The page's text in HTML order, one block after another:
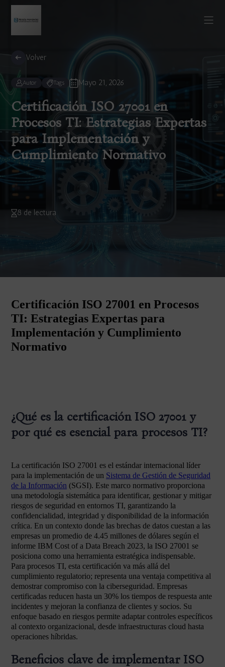
Volver
Autor Tags Mayo 21, 2026
Certificación ISO 27001 en
Procesos TI: Estrategias Expertas
para Implementación y
Cumplimiento Normativo
8 de lectura
Certificación ISO 27001 en Procesos
TI: Estrategias Expertas para
Implementación y Cumplimiento
Normativo
¿Qué es la certificación ISO 27001 y
por qué es esencial para procesos TI?
La certificación ISO 27001 es el estándar internacional líder
para la implementación de un Sistema de Gestión de Seguridad
de la Información (SGSI). Este marco normativo proporciona
una metodología sistemática para identificar, gestionar y mitigar
riesgos de seguridad en entornos TI, garantizando la
confidencialidad, integridad y disponibilidad de la información
crítica. En un contexto donde las brechas de datos cuestan a las
empresas un promedio de 4.45 millones de dólares según el
informe IBM Cost of a Data Breach 2023, la ISO 27001 se
posiciona como una herramienta estratégica indispensable.
Para procesos TI, esta certificación va más allá del
cumplimiento regulatorio; representa una ventaja competitiva al
demostrar compromiso con la ciberseguridad. Empresas
certificadas reducen hasta un 30% los tiempos de respuesta ante
incidentes y mejoran la confianza de clientes y socios. Su
enfoque basado en riesgos permite adaptar controles específicos
al contexto organizacional, desde infraestructuras cloud hasta
operaciones híbridas.
Beneficios clave de implementar ISO